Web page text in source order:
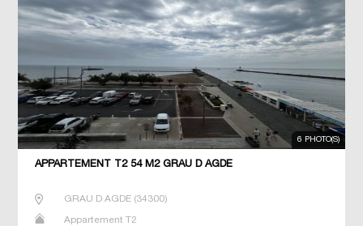
6 PHOTO(S)
APPARTEMENT T2 54 M2 GRAU D AGDE
GRAU D AGDE(34300)
Appartement T2